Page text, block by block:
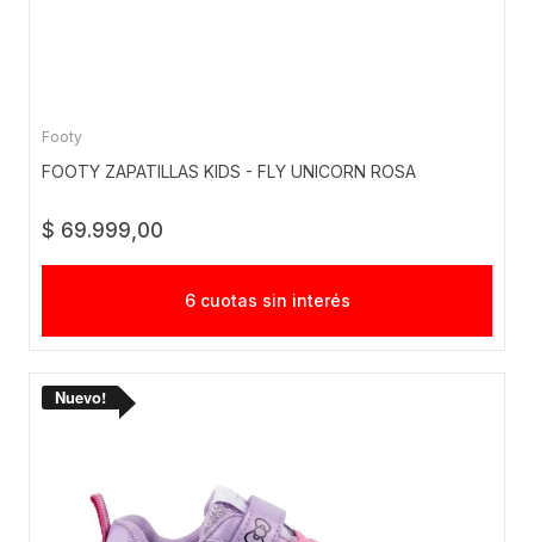
Footy
FOOTY ZAPATILLAS KIDS - FLY UNICORN ROSA
$ 69.999,00
6 cuotas sin interés